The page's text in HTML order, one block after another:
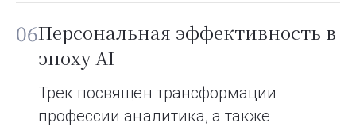
06Персональная эффективность в
эпоху AI
Трек посвящен трансформации
профессии аналитика, а также